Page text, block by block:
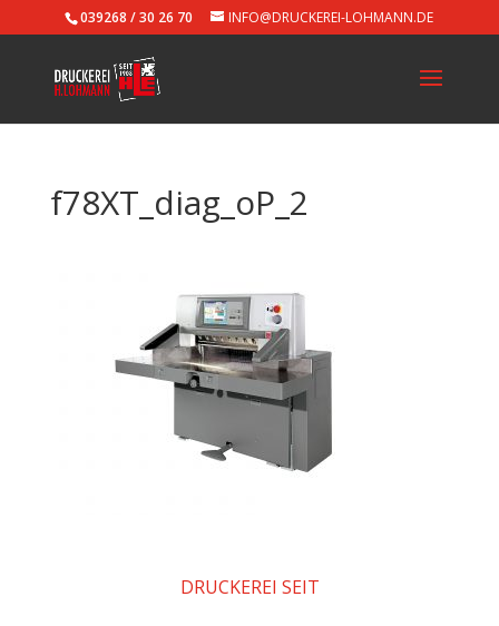
039268 / 30 26 70 INFO@DRUCKEREI-LOHMANN.DE
f78XT_diag_oP_2
DRUCKEREI SEIT